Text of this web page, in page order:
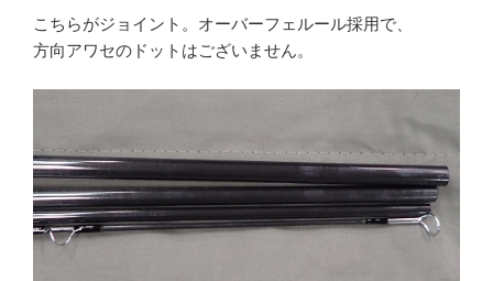
こちらがジョイント。オーバーフェルール採用で、
方向アワセのドットはございません。